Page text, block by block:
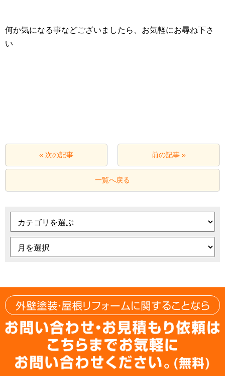
何か気になる事などございましたら、お気軽にお尋ね下さ
い
« 次の記事 前の記事 »
一覧へ戻る